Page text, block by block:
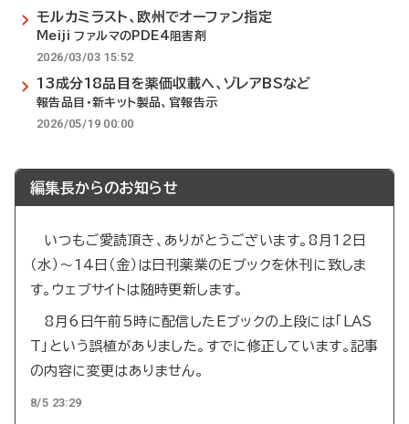
モルカミラスト、欧州でオーファン指定
Meiji ファルマのPDE4阻害剤
2026/03/03 15:52
13成分18品目を薬価収載へ、ゾレアBSなど
報告品目・新キット製品、官報告示
2026/05/19 00:00
編集長からのお知らせ
いつもご愛読頂き、ありがとうございます。8月12日
（水）～14日（金）は日刊薬業のEブックを休刊に致しま
す。ウェブサイトは随時更新します。
8月6日午前5時に配信したEブックの上段には「LAS
T」という誤植がありました。すでに修正しています。記事
の内容に変更はありません。
8/5 23:29